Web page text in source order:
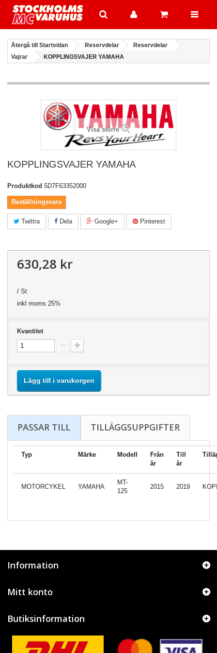
Återgå till Startsidan Reservdelar
Reservdelar
Vajrar
KOPPLINGSVAJER YAMAHA
Visa större
KOPPLINGSVAJER YAMAHA
Produktkod 5D7F63352000
Beställningsvara
Twittra Dela Google+ Pinterest
630,28 kr
/ St
inkl moms 25%
Kvantitet
Lägg till i varukorgen
PASSAR TILL TILLÄGGSUPPGIFTER
Typ Märke Modell
Från
år
Till
år
MOTORCYKEL YAMAHA
MT-
125
2015 2019
Information
Mitt konto
Butiksinformation